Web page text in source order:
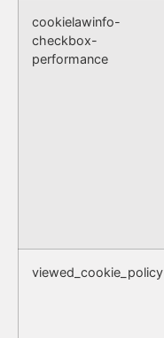
cookielawinfo-
checkbox-
performance
viewed_cookie_policy